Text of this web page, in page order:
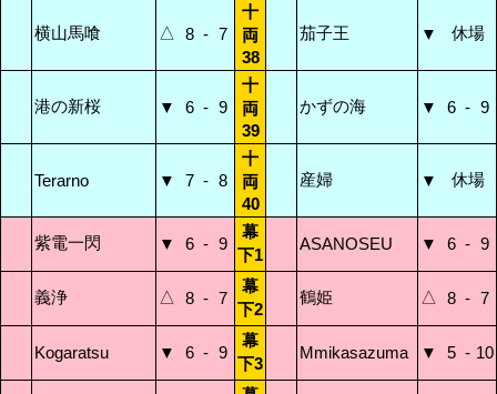
横山馬喰 △ 8 - 7
十
両
38
茄子王 ▼ 休場
港の新桜 ▼ 6 - 9
十
両
39
かずの海 ▼ 6 - 9
Terarno ▼ 7 - 8
十
両
40
産婦 ▼ 休場
紫電一閃 ▼ 6 - 9
幕
下1
ASANOSEU ▼ 6 - 9
義浄 △ 8 - 7
幕
下2
鶴姫 △ 8 - 7
Kogaratsu ▼ 6 - 9
幕
下3
Mmikasazuma ▼ 5 - 10